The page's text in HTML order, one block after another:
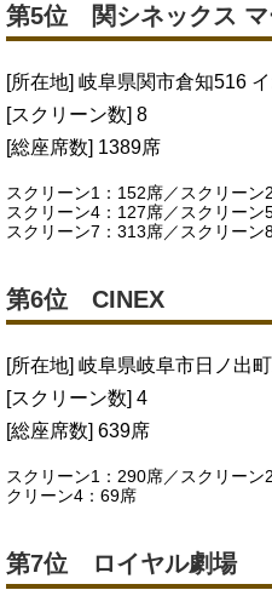
第5位 関シネックス マ
[所在地] 岐阜県関市倉知516
[スクリーン数] 8
[総座席数] 1389席
スクリーン1：152席／スクリー
スクリーン4：127席／スクリー
スクリーン7：313席／スクリーン
第6位 CINEX
[所在地] 岐阜県岐阜市日ノ出
[スクリーン数] 4
[総座席数] 639席
スクリーン1：290席／スクリー
クリーン4：69席
第7位 ロイヤル劇場